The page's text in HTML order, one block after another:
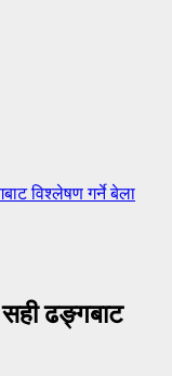
विश्लेषण गर्ने बेला
ढङ्गबाट